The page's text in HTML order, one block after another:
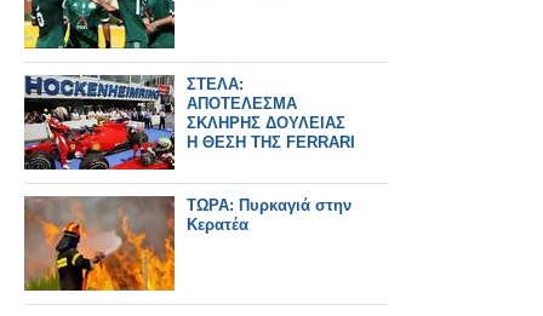
ΣΤΕΛΑ:
ΑΠΟΤΕΛΕΣΜΑ
ΣΚΛΗΡΗΣ ΔΟΥΛΕΙΑΣ
Η ΘΕΣΗ ΤΗΣ FERRARI
ΤΩΡΑ: Πυρκαγιά στην
Κερατέα